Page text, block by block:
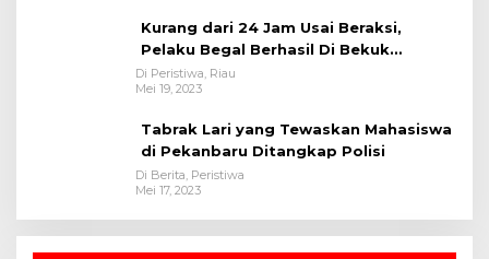
Kurang dari 24 Jam Usai Beraksi,
Pelaku Begal Berhasil Di Bekuk
Satreskrim Polres Kuansing
Di Peristiwa, Riau
Mei 19, 2023
Tabrak Lari yang Tewaskan Mahasiswa
di Pekanbaru Ditangkap Polisi
Di Berita, Peristiwa
Mei 17, 2023